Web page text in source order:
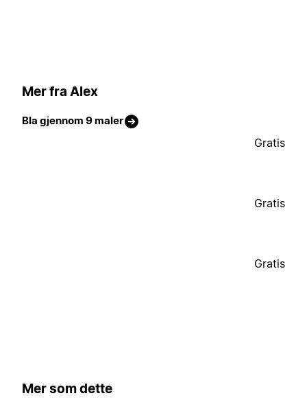
Mer fra Alex
Bla gjennom 9 maler
Gratis
Gratis
Gratis
Mer som dette